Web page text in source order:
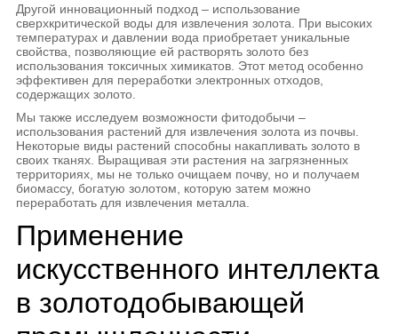
Другой инновационный подход – использование
сверхкритической воды для извлечения золота. При высоких
температурах и давлении вода приобретает уникальные
свойства, позволяющие ей растворять золото без
использования токсичных химикатов. Этот метод особенно
эффективен для переработки электронных отходов,
содержащих золото.
Мы также исследуем возможности фитодобычи –
использования растений для извлечения золота из почвы.
Некоторые виды растений способны накапливать золото в
своих тканях. Выращивая эти растения на загрязненных
территориях, мы не только очищаем почву, но и получаем
биомассу, богатую золотом, которую затем можно
переработать для извлечения металла.
Применение
искусственного интеллекта
в золотодобывающей